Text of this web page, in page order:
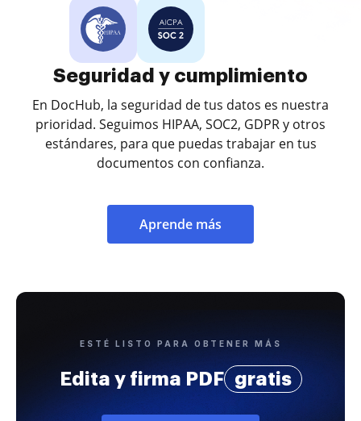
Seguridad y cumplimiento
En DocHub, la seguridad de tus datos es nuestra
prioridad. Seguimos HIPAA, SOC2, GDPR y otros
estándares, para que puedas trabajar en tus
documentos con confianza.
Aprende más
ESTÉ LISTO PARA OBTENER MÁS
Edita y firma PDF gratis